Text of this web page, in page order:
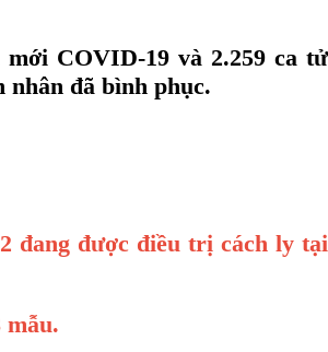
COVID-19 và 2.259 ca tử
nhân đã bình phục.
đang được điều trị cách ly tại
mẫu.